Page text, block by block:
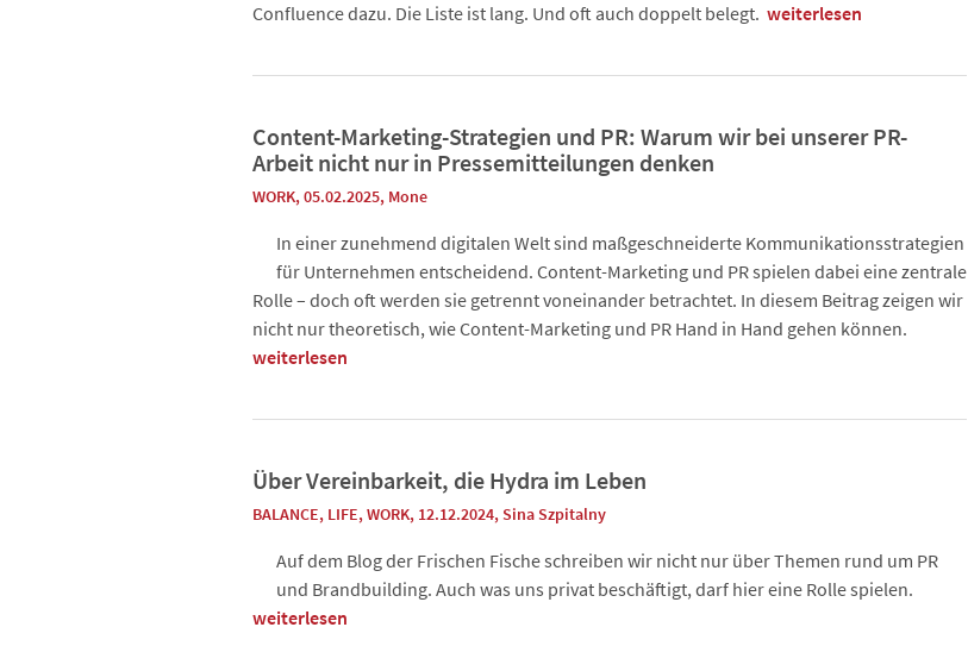
Confluence dazu. Die Liste ist lang. Und oft auch doppelt belegt. weiterlesen
Content-Marketing-Strategien und PR: Warum wir bei unserer PR-
Arbeit nicht nur in Pressemitteilungen denken
WORK, 05.02.2025, Mone
In einer zunehmend digitalen Welt sind maßgeschneiderte Kommunikationsstrategien
für Unternehmen entscheidend. Content-Marketing und PR spielen dabei eine zentrale
Rolle – doch oft werden sie getrennt voneinander betrachtet. In diesem Beitrag zeigen wir
nicht nur theoretisch, wie Content-Marketing und PR Hand in Hand gehen können.
weiterlesen
Über Vereinbarkeit, die Hydra im Leben
BALANCE, LIFE,WORK, 12.12.2024, Sina Szpitalny
Auf dem Blog der Frischen Fische schreiben wir nicht nur über Themen rund um PR
und Brandbuilding. Auch was uns privat beschäftigt, darf hier eine Rolle spielen.
weiterlesen